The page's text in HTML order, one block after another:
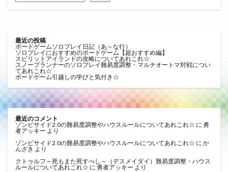
最近の投稿
ボードゲームソロプレイ日記（あ～な行）
ソロプレイにおすすめのボードゲーム【超おすすめ編】
スピリットアイランドの攻略についてあれこれ☆
スノープランナーのソロプレイ難易度調整・マルチオートマ対戦につい
てあれこれ☆
ボードゲーム引越しの学びと気付き☆
最近のコメント
ゾンビサイド2.0の難易度調整やハウスルールについてあれこれ☆ に 勇
者アッキー より
ゾンビサイド2.0の難易度調整やハウスルールについてあれこれ☆ に か
んざき より
クトゥルフ～死もまた死すべし～（デスメイダイ）難易度調整・ハウス
ルールについてあれこれ☆ に 勇者アッキー より